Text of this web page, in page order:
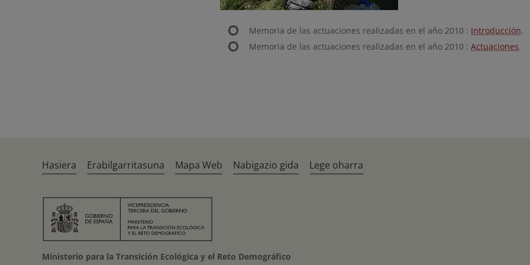
Memoria de las actuaciones realizadas en el año 2010 : Introducción.
Memoria de las actuaciones realizadas en el año 2010 : Actuaciones.
Hasiera Erabilgarritasuna Mapa Web Nabigazio gida Lege oharra
Ministerio para la Transición Ecológica y el Reto Demográfico